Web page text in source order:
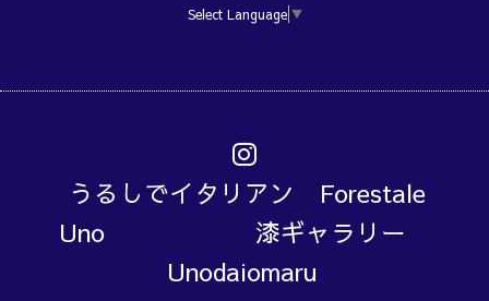
Select Language ▼
うるしでイタリアン Forestale
Uno 漆ギャラリー
Unodaiomaru